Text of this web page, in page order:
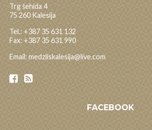
Trg šehida 4
75 260 Kalesija
Tel.: +387 35 631 132
Fax: +387 35 631 990
Email: medzliskalesija@live.com
FACEBOOK